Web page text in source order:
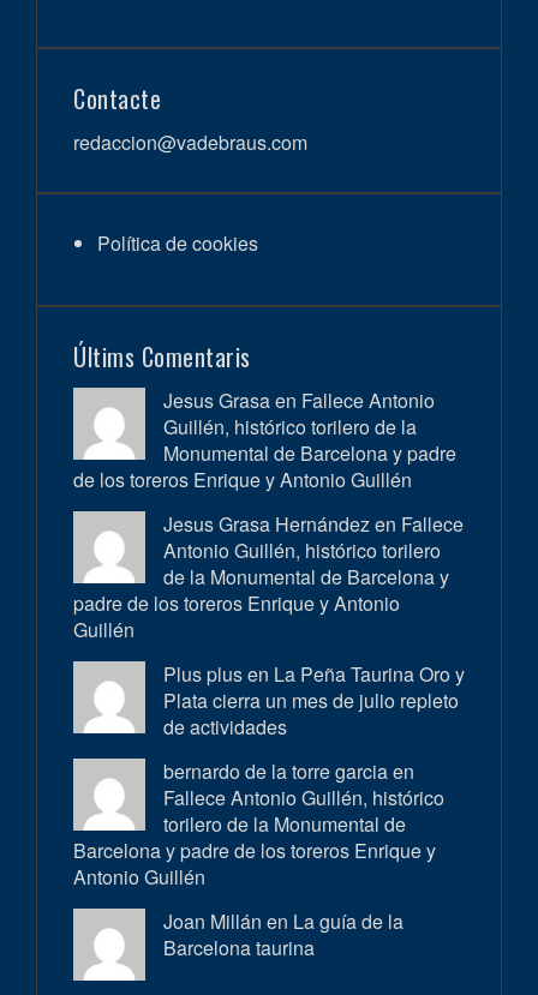
Contacte
redaccion@vadebraus.com
Política de cookies
Últims Comentaris
Jesus Grasa en Fallece Antonio
Guillén, histórico torilero de la
Monumental de Barcelona y padre
de los toreros Enrique y Antonio Guillén
Jesus Grasa Hernández en Fallece
Antonio Guillén, histórico torilero
de la Monumental de Barcelona y
padre de los toreros Enrique y Antonio
Guillén
Plus plus en La Peña Taurina Oro y
Plata cierra un mes de julio repleto
de actividades
bernardo de la torre garcia en
Fallece Antonio Guillén, histórico
torilero de la Monumental de
Barcelona y padre de los toreros Enrique y
Antonio Guillén
Joan Millán en La guía de la
Barcelona taurina